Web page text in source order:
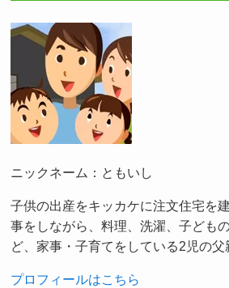
ニックネーム：ともいし
子供の出産をキッカケに注文住宅を
事をしながら、料理、洗濯、子ども
ど、家事・子育てをしている2児の父
プロフィールはこちら